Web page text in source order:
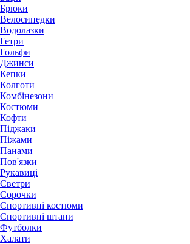
Брюки
Велосипедки
Водолазки
Гетри
Гольфи
Джинси
Кепки
Колготи
Комбінезони
Костюми
Кофти
Піджаки
Піжами
Панами
Пов'язки
Рукавиці
Светри
Сорочки
Спортивні костюми
Спортивні штани
Футболки
Халати